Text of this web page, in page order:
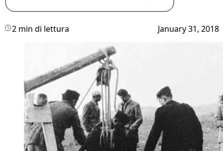
2 min di lettura January 31, 2018